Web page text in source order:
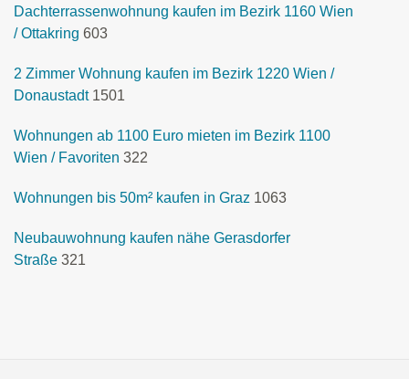
Dachterrassenwohnung kaufen im Bezirk 1160 Wien
/ Ottakring 603
2 Zimmer Wohnung kaufen im Bezirk 1220 Wien /
Donaustadt 1501
Wohnungen ab 1100 Euro mieten im Bezirk 1100
Wien / Favoriten 322
Wohnungen bis 50m² kaufen in Graz 1063
Neubauwohnung kaufen nähe Gerasdorfer
Straße 321